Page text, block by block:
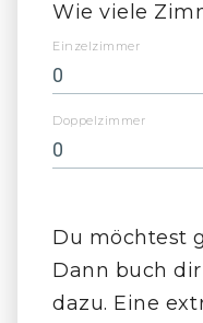
Wie viele
Einzelzimmer
Doppelzimmer
Du möchtest
Dann buch
dazu. Eine